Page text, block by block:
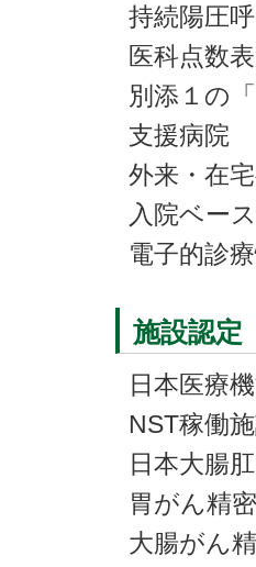
持続陽圧
医科点数
別添１の
支援病院
外来・在
入院ベー
電子的診
施設認定
日本医療
NST稼働
日本大腸
胃がん精
大腸がん